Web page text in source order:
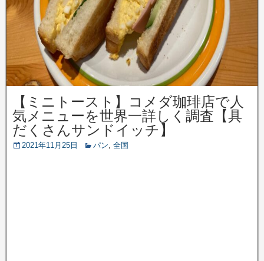
【ミニトースト】コメダ珈琲店で人
気メニューを世界一詳しく調査【具
だくさんサンドイッチ】
2021年11月25日 パン, 全国